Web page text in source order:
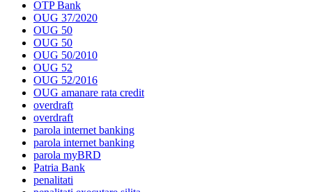
OTP Bank
OUG 37/2020
OUG 50
OUG 50
OUG 50/2010
OUG 52
OUG 52/2016
OUG amanare rata credit
overdraft
overdraft
parola internet banking
parola internet banking
parola myBRD
Patria Bank
penalitati